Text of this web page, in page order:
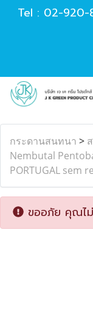
Tel : 02-920-
กระดานสนทนา >
Nembutal
PORTUGAL sem
ขออภัย คุณไม่